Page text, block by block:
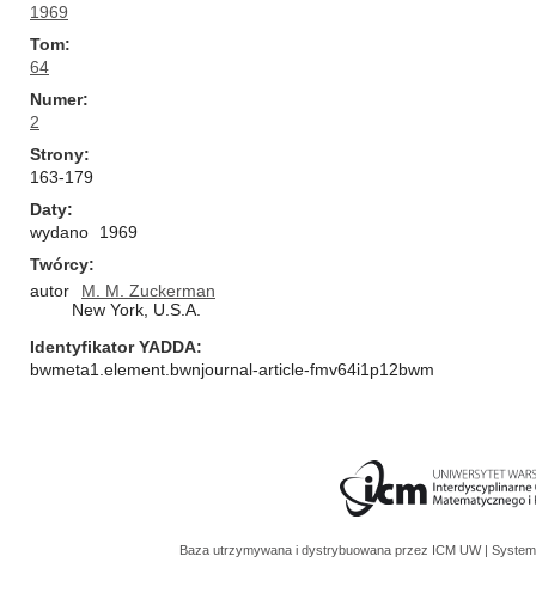
1969
Tom
64
Numer
2
Strony
163-179
Daty
wydano
1969
Twórcy
autor
M. M. Zuckerman
New York, U.S.A.
Identyfikator YADDA
bwmeta1.element.bwnjournal-article-fmv64i1p12bwm
Baza utrzymywana i dystrybuowana przez ICM UW |